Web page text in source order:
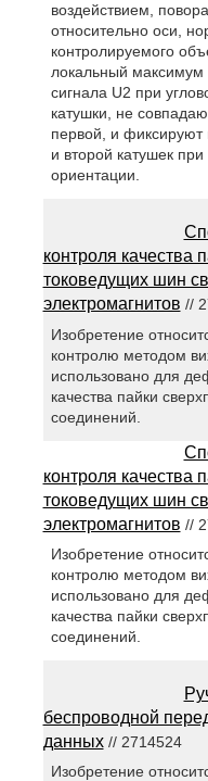
воздействием,
относительно оси,
контролируемого
локальный максимум
сигнала U2 при
катушки, не
первой, и
и второй катушек
ориентации.
контроля качества
токоведущих шин
электромагнитов //
Изобретение
контролю методом
использовано для
качества пайки
соединений.
контроля качества
токоведущих шин
электромагнитов //
Изобретение
контролю методом
использовано для
качества пайки
соединений.
беспроводной
данных// 2714524
Изобретение